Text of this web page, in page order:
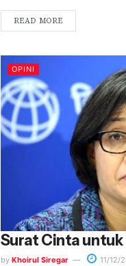
READ MORE
OPINI
Surat Cinta untuk
by Khoirul Siregar 11/12/